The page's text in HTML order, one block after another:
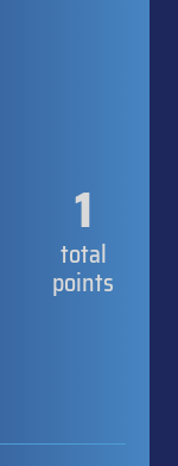
1
total
points